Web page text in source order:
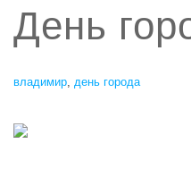
День
владимир день города